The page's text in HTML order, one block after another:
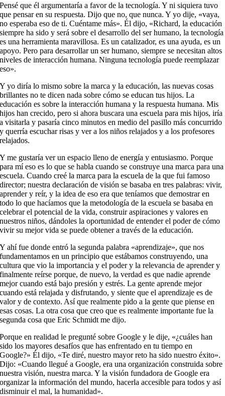
Pensé que él argumentaría a favor de la tecnología. Y ni siquiera tuvo
que pensar en su respuesta. Dijo que no, que nunca. Y yo dije, «vaya,
no esperaba eso de ti. Cuéntame más». Él dijo, «Richard, la educación
siempre ha sido y será sobre el desarrollo del ser humano, la tecnología
es una herramienta maravillosa. Es un catalizador, es una ayuda, es un
apoyo. Pero para desarrollar un ser humano, siempre se necesitan altos
niveles de interacción humana. Ninguna tecnología puede reemplazar
eso».
Y yo diría lo mismo sobre la marca y la educación, las nuevas cosas
brillantes no te dicen nada sobre cómo se educan tus hijos. La
educación es sobre la interacción humana y la respuesta humana. Mis
hijos han crecido, pero si ahora buscara una escuela para mis hijos, iría
a visitarla y pasaría cinco minutos en medio del pasillo más concurrido
y querría escuchar risas y ver a los niños relajados y a los profesores
relajados.
Y me gustaría ver un espacio lleno de energía y entusiasmo. Porque
para mí eso es lo que se habla cuando se construye una marca para una
escuela. Cuando creé la marca para la escuela de la que fui famoso
director; nuestra declaración de visión se basaba en tres palabras: vivir,
aprender y reír, y la idea de eso era que teníamos que demostrar en
todo lo que hacíamos que la metodología de la escuela se basaba en
celebrar el potencial de la vida, construir aspiraciones y valores en
nuestros niños, dándoles la oportunidad de entender el poder de cómo
vivir su mejor vida se puede obtener a través de la educación.
Y ahí fue donde entró la segunda palabra «aprendizaje», que nos
fundamentamos en un principio que estábamos construyendo, una
cultura que vio la importancia y el poder y la relevancia de aprender y
finalmente reírse porque, de nuevo, la verdad es que nadie aprende
mejor cuando está bajo presión y estrés. La gente aprende mejor
cuando está relajada y disfrutando, y siente que el aprendizaje es de
valor y de contexto. Así que realmente pido a la gente que piense en
esas cosas. La otra cosa que creo que es realmente importante fue la
segunda cosa que Eric Schmidt me dijo.
Porque en realidad le pregunté sobre Google y le dije, «¿cuáles han
sido los mayores desafíos que has enfrentado en tu tiempo en
Google?» Él dijo, «Te diré, nuestro mayor reto ha sido nuestro éxito».
Dijo: «Cuando llegué a Google, era una organización construida sobre
nuestra visión, nuestra marca. Y la visión fundadora de Google era
organizar la información del mundo, hacerla accesible para todos y así
disminuir el mal, la humanidad».